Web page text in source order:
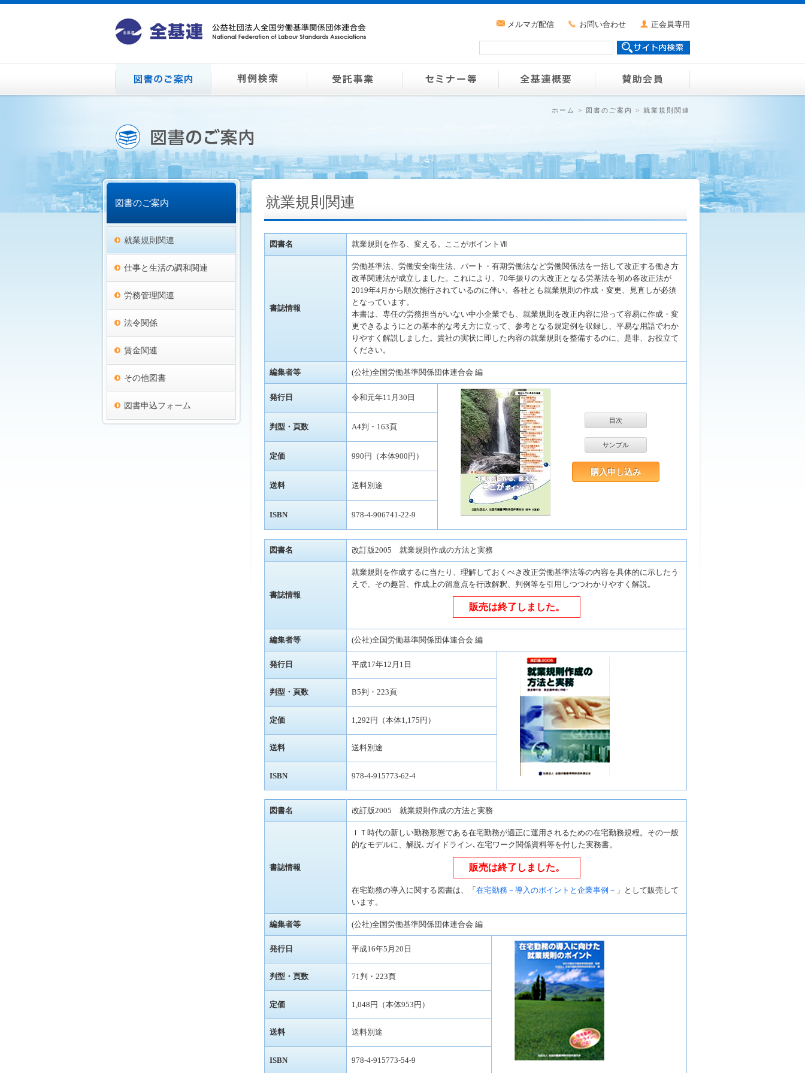
メルマガ配信 お問い合わせ 正会員専用
ホーム > 図書のご案内 > 就業規則関連
図書のご案内
就業規則関連
仕事と生活の調和関連
労務管理関連
法令関係
賃金関連
その他図書
図書申込フォーム
就業規則関連
図書名 就業規則を作る、変える。ここがポイントⅦ
書誌情報
労働基準法、労働安全衛生法、パート・有期労働法など労働関係法を一括して改正する働き方
改革関連法が成立しました。これにより、70年振りの大改正となる労基法を初め各改正法が
2019年4月から順次施行されているのに伴い、各社とも就業規則の作成・変更、見直しが必須
となっています。
本書は、専任の労務担当がいない中小企業でも、就業規則を改正内容に沿って容易に作成・変
更できるようにとの基本的な考え方に立って、参考となる規定例を収録し、平易な用語でわか
りやすく解説しました。貴社の実状に即した内容の就業規則を整備するのに、是非、お役立て
ください。
編集者等 (公社)全国労働基準関係団体連合会 編
発行日 令和元年11月30日
目次
サンプル
購入申し込み
判型・頁数 A4判・163頁
定価 990円（本体900円）
送料 送料別途
ISBN 978-4-906741-22-9
図書名 改訂版2005 就業規則作成の方法と実務
書誌情報
就業規則を作成するに当たり、理解しておくべき改正労働基準法等の内容を具体的に示したう
えで、その趣旨、作成上の留意点を行政解釈、判例等を引用しつつわかりやすく解説。
販売は終了しました。
編集者等 (公社)全国労働基準関係団体連合会 編
発行日 平成17年12月1日
判型・頁数 B5判・223頁
定価 1,292円（本体1,175円）
送料 送料別途
ISBN 978-4-915773-62-4
図書名 改訂版2005 就業規則作成の方法と実務
書誌情報
ＩＴ時代の新しい勤務形態である在宅勤務が適正に運用されるための在宅勤務規程。その一般
的なモデルに、解説､ガイドライン､在宅ワーク関係資料等を付した実務書。
販売は終了しました。
在宅勤務の導入に関する図書は、「 在宅勤務－導入のポイントと企業事例－ 」として販売して
います。
編集者等 (公社)全国労働基準関係団体連合会 編
発行日 平成16年5月20日
判型・頁数 71判・223頁
定価 1,048円（本体953円）
送料 送料別途
ISBN 978-4-915773-54-9